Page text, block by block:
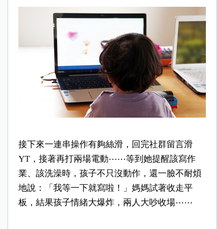
接下來一連串操作有夠絲滑，回完社群留言滑
YT，接著再打兩場電動⋯⋯等到她提醒該寫作
業、該洗澡時，孩子不只沒動作，還一臉不耐煩
地說：「我等一下就寫啦！」媽媽試著收走平
板，結果孩子情緒大爆炸，兩人大吵收場⋯⋯